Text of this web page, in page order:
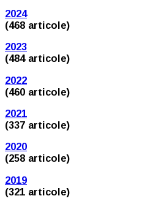
2024
(468 articole)
2023
(484 articole)
2022
(460 articole)
2021
(337 articole)
2020
(258 articole)
2019
(321 articole)